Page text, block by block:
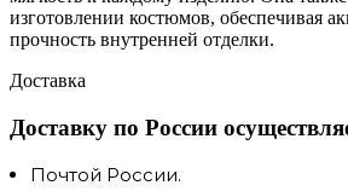
изготовлении костюмов, обеспечивая
прочность внутренней отделки.
Доставка
Доставку по России
Почтой России.